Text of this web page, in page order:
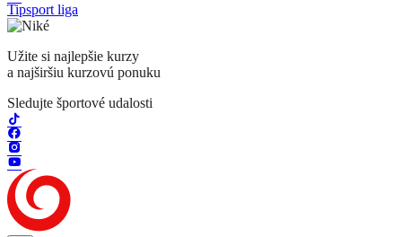
Tipsport liga
Užite si najlepšie kurzy
a najširšiu kurzovú ponuku
Sledujte športové udalosti